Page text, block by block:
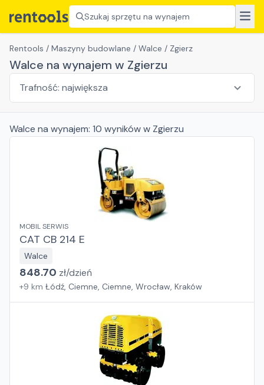
Szukaj sprzętu na wynajem
Rentools / Maszyny budowlane / Walce / Zgierz
Walce na wynajem w Zgierzu
Walce na wynajem: 10 wynikóww Zgierzu
MOBIL SERWIS
CAT CB 214 E
Walce
848.70 zł/dzień
+9 km Łódź, Ciemne, Ciemne, Wrocław, Kraków